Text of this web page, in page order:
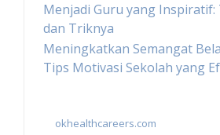
Menjadi Guru yang Inspiratif:
dan Triknya
Meningkatkan Semangat
Tips Motivasi Sekolah yang
okhealthcareers.com